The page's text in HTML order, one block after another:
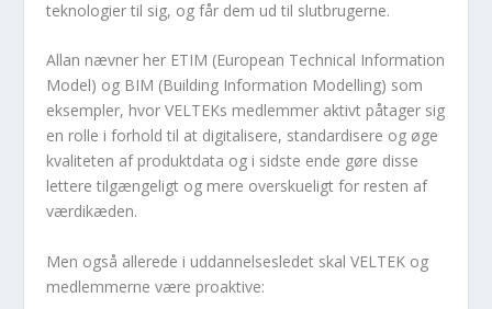
teknologier til sig, og får dem ud til slutbrugerne.
Allan nævner her ETIM (European Technical Information
Model) og BIM (Building Information Modelling) som
eksempler, hvor VELTEKs medlemmer aktivt påtager sig
en rolle i forhold til at digitalisere, standardisere og øge
kvaliteten af produktdata og i sidste ende gøre disse
lettere tilgængeligt og mere overskueligt for resten af
værdikæden.
Men også allerede i uddannelsesledet skal VELTEK og
medlemmerne være proaktive: